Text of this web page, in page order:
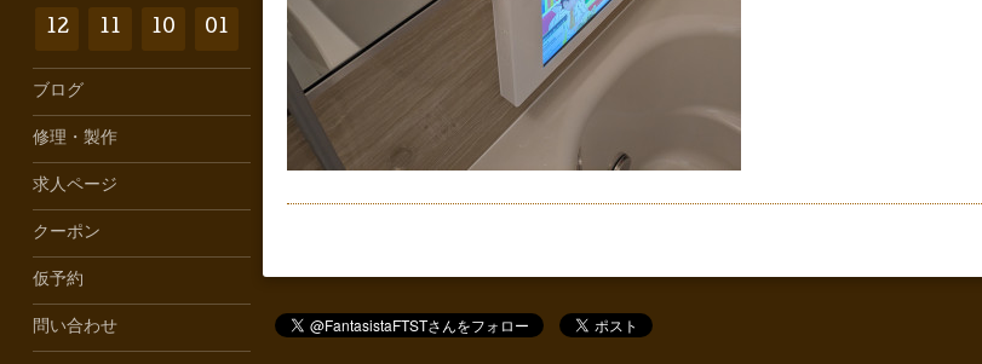
12 11 10 01
ブログ
修理・製作
求人ページ
クーポン
仮予約
問い合わせ